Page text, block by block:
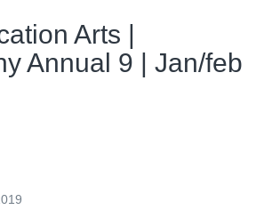
Arts |
Annual 9 | Jan/feb